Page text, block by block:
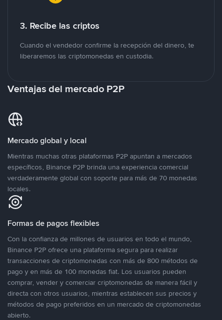
3. Recibe las criptos
Cuando el vendedor confirme la recepción del dinero, te
liberaremos las criptomonedas en custodia.
Ventajas del mercado P2P
Mercado global y local
Mientras muchas otras plataformas P2P apuntan a mercados
específicos, Binance P2P brinda una experiencia comercial
verdaderamente global con soporte para más de 70 monedas
locales.
Formas de pagos flexibles
Con la confianza de millones de usuarios en todo el mundo,
Binance P2P ofrece una plataforma segura para realizar
transacciones de criptomonedas con más de 800 métodos de
pago y en más de 100 monedas fiat. Los usuarios pueden
comprar, vender y comerciar criptomonedas de manera fácil y
directa con otros usuarios, mientras establecen sus precios y
métodos de pago preferidos en un mercado de criptomonedas
abierto.